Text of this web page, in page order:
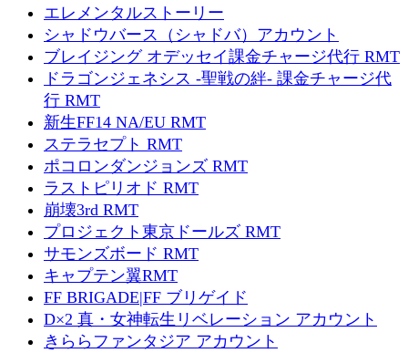
エレメンタルストーリー
シャドウバース（シャドバ）アカウント
ブレイジング オデッセイ課金チャージ代行 RMT
ドラゴンジェネシス -聖戦の絆- 課金チャージ代
行 RMT
新生FF14 NA/EU RMT
ステラセプト RMT
ポコロンダンジョンズ RMT
ラストピリオド RMT
崩壊3rd RMT
プロジェクト東京ドールズ RMT
サモンズボード RMT
キャプテン翼RMT
FF BRIGADE|FF ブリゲイド
D×2 真・女神転生リベレーション アカウント
きららファンタジア アカウント